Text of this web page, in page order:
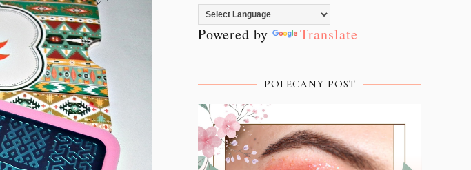
Powered by Translate
POLECANY POST